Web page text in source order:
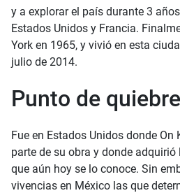
y a explorar el país durante 3
Estados Unidos y Francia.
York en 1965, y vivió en esta
julio de 2014.
Punto de quiebre
Fue en Estados Unidos donde
parte de su obra y donde
que aún hoy se lo conoce. Sin
vivencias en México las que